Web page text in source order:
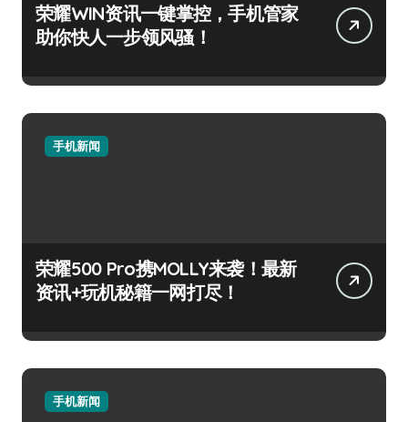
荣耀WIN资讯一键掌控，手机管家
助你快人一步领风骚！
手机新闻
荣耀500 Pro携MOLLY来袭！最新
资讯+玩机秘籍一网打尽！
手机新闻